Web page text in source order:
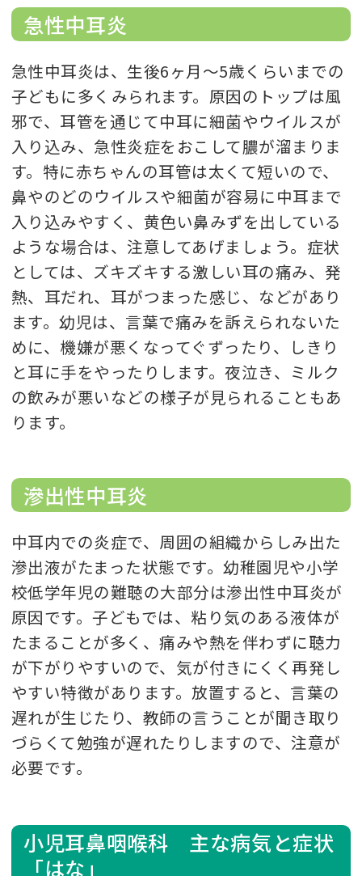
急性中耳炎
急性中耳炎は、生後6ヶ月～5歳くらいまでの
子どもに多くみられます。原因のトップは風
邪で、耳管を通じて中耳に細菌やウイルスが
入り込み、急性炎症をおこして膿が溜まりま
す。特に赤ちゃんの耳管は太くて短いので、
鼻やのどのウイルスや細菌が容易に中耳まで
入り込みやすく、黄色い鼻みずを出している
ような場合は、注意してあげましょう。症状
としては、ズキズキする激しい耳の痛み、発
熱、耳だれ、耳がつまった感じ、などがあり
ます。幼児は、言葉で痛みを訴えられないた
めに、機嫌が悪くなってぐずったり、しきり
と耳に手をやったりします。夜泣き、ミルク
の飲みが悪いなどの様子が見られることもあ
ります。
滲出性中耳炎
中耳内での炎症で、周囲の組織からしみ出た
滲出液がたまった状態です。幼稚園児や小学
校低学年児の難聴の大部分は滲出性中耳炎が
原因です。子どもでは、粘り気のある液体が
たまることが多く、痛みや熱を伴わずに聴力
が下がりやすいので、気が付きにくく再発し
やすい特徴があります。放置すると、言葉の
遅れが生じたり、教師の言うことが聞き取り
づらくて勉強が遅れたりしますので、注意が
必要です。
小児耳鼻咽喉科 主な病気と症状
「はな」